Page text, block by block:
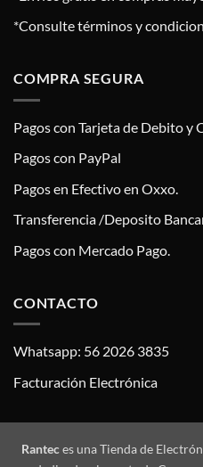
*Consulte términos y
COMPRA SEGURA
Pagos con Tarjeta de Debito y
Pagos con PayPal
Pagos en Efectivo en Oxxo.
Transferencia /Deposito
Pagos con Mercado Pago.
CONTACTO
Whatsapp: 56 2026 3835
Facturación Electrónica
Ranteces una Tienda de